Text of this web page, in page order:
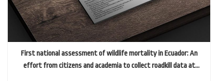
First national assessment of wildlife mortality in Ecuador: An
effort from citizens and academia to collect roadkill data at